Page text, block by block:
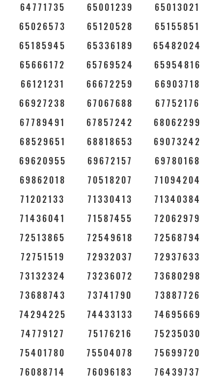
64771735
65001239
65013021
65026573
65120528
65155851
65185945
65336189
65482024
65666172
65769524
65954816
66121231
66672259
66903718
66927238
67067688
67752176
67789491
67857242
68062299
68529651
68818653
69073242
69620955
69672157
69780168
69862018
70518207
71094204
71202133
71330413
71340384
71436041
71587455
72062979
72513865
72549618
72568794
72751519
72932037
72937633
73132324
73236072
73680298
73688743
73741790
73887726
74294225
74433133
74695669
74779127
75176216
75235030
75401780
75504078
75699720
76088714
76096183 76439737